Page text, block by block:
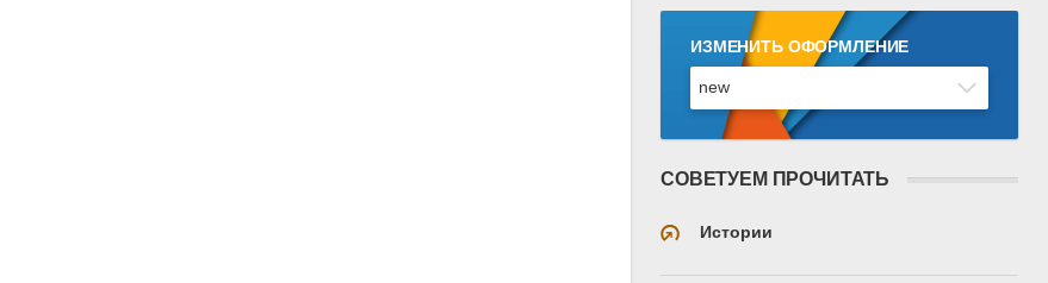
ИЗМЕНИТЬ ОФОРМЛЕНИЕ
СОВЕТУЕМ ПРОЧИТАТЬ
Истории